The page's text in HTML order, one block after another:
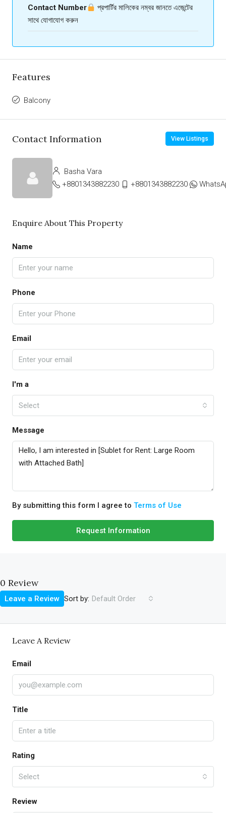
Contact Number
প্রপার্টির মালিকের নম্বর জানতে এজেন্টের
সাথে যোগাযোগ করুন
Features
Balcony
Contact Information View Listings
Basha Vara
+8801343882230
+8801343882230
Enquire About This Property
Name
Phone
Email
I'm a
Select
Message
By submitting this form I agree to Terms of Use
Request Information
0 Review
Sort by: Default Order
Leave a Review
Leave A Review
Email
Title
Rating
Select
Review